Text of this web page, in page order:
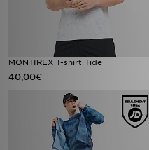
MONTIREX T-shirt Tide
40,00€